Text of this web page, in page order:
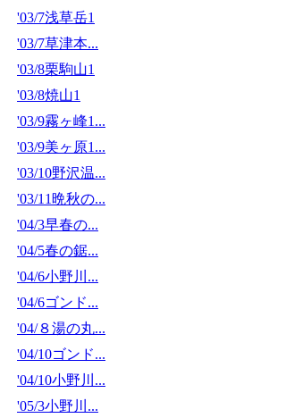
'03/7浅草岳1
'03/7草津本...
'03/8栗駒山1
'03/8焼山1
'03/9霧ヶ峰1...
'03/9美ヶ原1...
'03/10野沢温...
'03/11晩秋の...
'04/3早春の...
'04/5春の鋸...
'04/6小野川...
'04/6ゴンド...
'04/８湯の丸...
'04/10ゴンド...
'04/10小野川...
'05/3小野川...